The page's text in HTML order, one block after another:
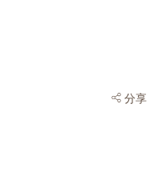
分享